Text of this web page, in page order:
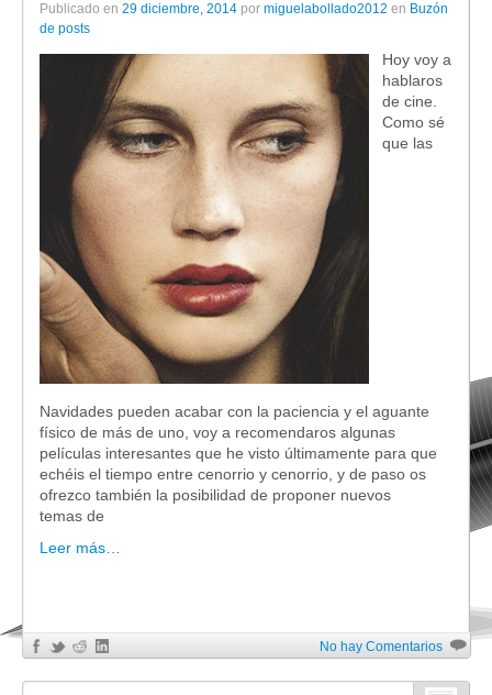
Publicado en 29 diciembre, 2014 por miguelabollado2012 en Buzón
de posts
Hoy voy a
hablaros
de cine.
Como sé
que las
Navidades pueden acabar con la paciencia y el aguante
físico de más de uno, voy a recomendaros algunas
películas interesantes que he visto últimamente para que
echéis el tiempo entre cenorrio y cenorrio, y de paso os
ofrezco también la posibilidad de proponer nuevos
temas de
Leer más…
No hay Comentarios